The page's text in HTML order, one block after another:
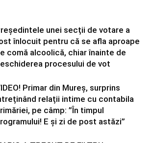
unei secții de votare a
înlocuit pentru că se afla aproape
comă alcoolică, chiar înainte de
procesului de vot
Primar din Mureș, surprins
relații intime cu contabila
pe câmp: ”În timpul
E și zi de post astăzi”